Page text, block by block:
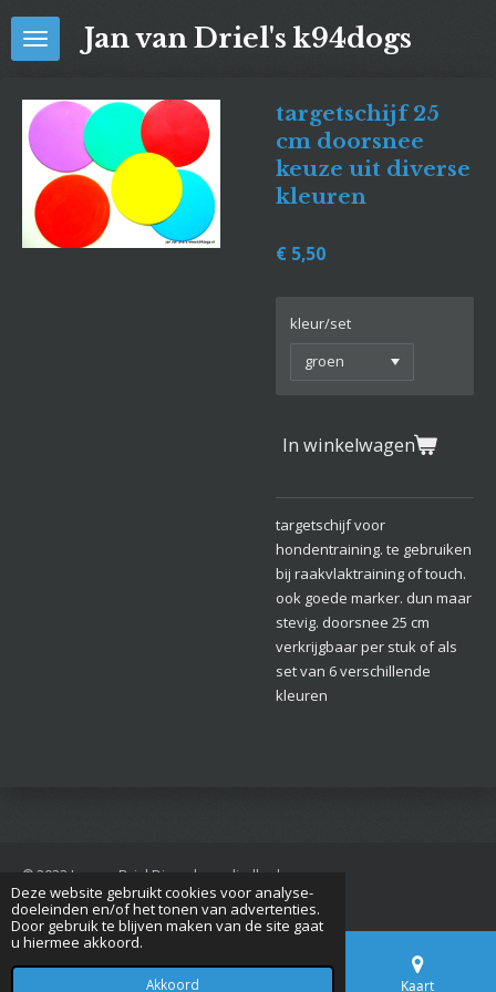
Deze website gebruikt cookies voor analyse-
doeleinden en/of het tonen van advertenties.
Door gebruik te blijven maken van de site gaat
u hiermee akkoord.
Akkoord
Ga
direct
hoofdinhoud
Jan van Driel's k94dogs
targetschijf 25
cm doorsnee
keuze uit diverse
kleuren
€ 5,50
kleur/set
In winkelwagen
targetschijf voor
hondentraining. te gebruiken
bij raakvlaktraining of touch.
ook goede marker. dun maar
stevig. doorsnee 25 cm
verkrijgbaar per stuk of als
set van 6 verschillende
kleuren
© 2022 Jan van Driel Dierenbenodigdheden
Powered byJouwWeb
Kaart